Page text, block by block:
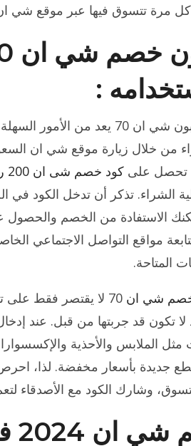
كل مرة تتسوق فيها عبر موقع
:
الحصول على كوبون شي ان 70
من خلال زيارة موقع شي ان
تحصل على كود خصم شى ان 200 ريال
الشراء. تذكر أن تدخل الكود في
الاستفادة من الخصم
مواقع التواصل الاجتماعي
المتاحة.
شي ان
70 لا يقتصر فقط
لا تكون قد جربتها من قبل. عند
مثل الملابس والأحذية
جديدة بأسعار مخفضة. لذا،